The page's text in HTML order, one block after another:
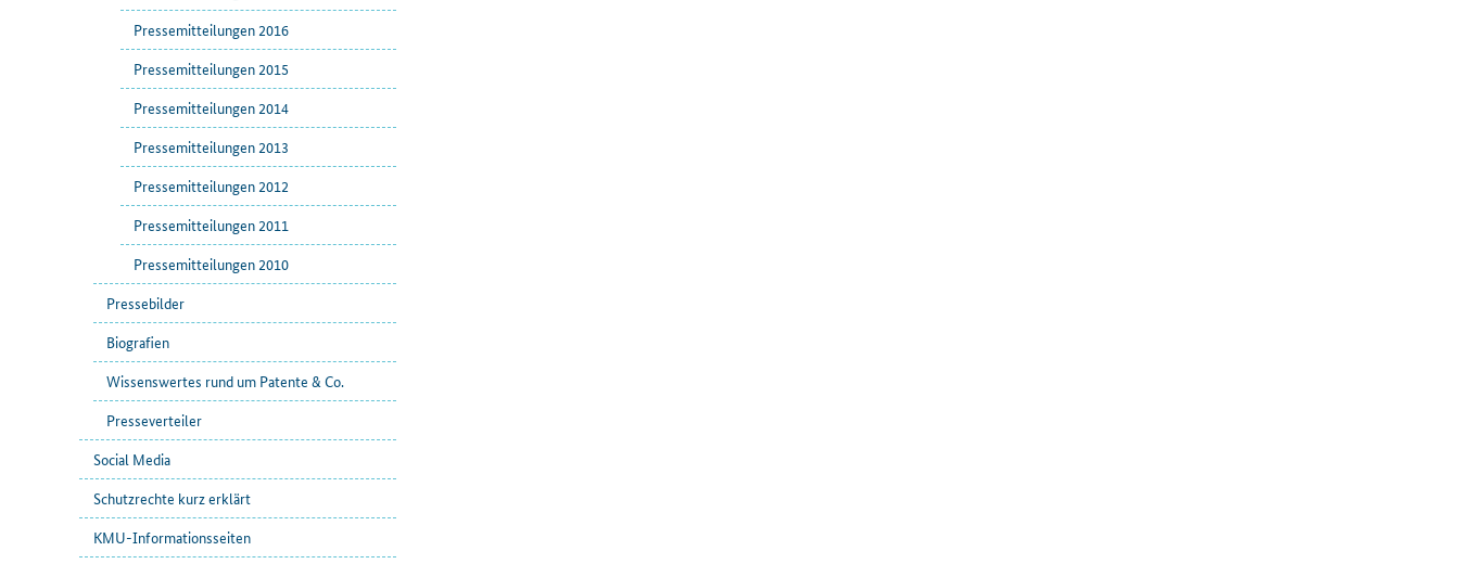
Pressemitteilungen 2016
Pressemitteilungen 2015
Pressemitteilungen 2014
Pressemitteilungen 2013
Pressemitteilungen 2012
Pressemitteilungen 2011
Pressemitteilungen 2010
Pressebilder
Biografien
Wissenswertes rund um Patente & Co.
Presseverteiler
Social Media
Schutzrechte kurz erklärt
KMU-Informationsseiten